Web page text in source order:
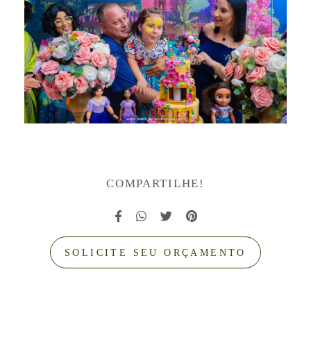
COMPARTILHE!
SOLICITE SEU ORÇAMENTO